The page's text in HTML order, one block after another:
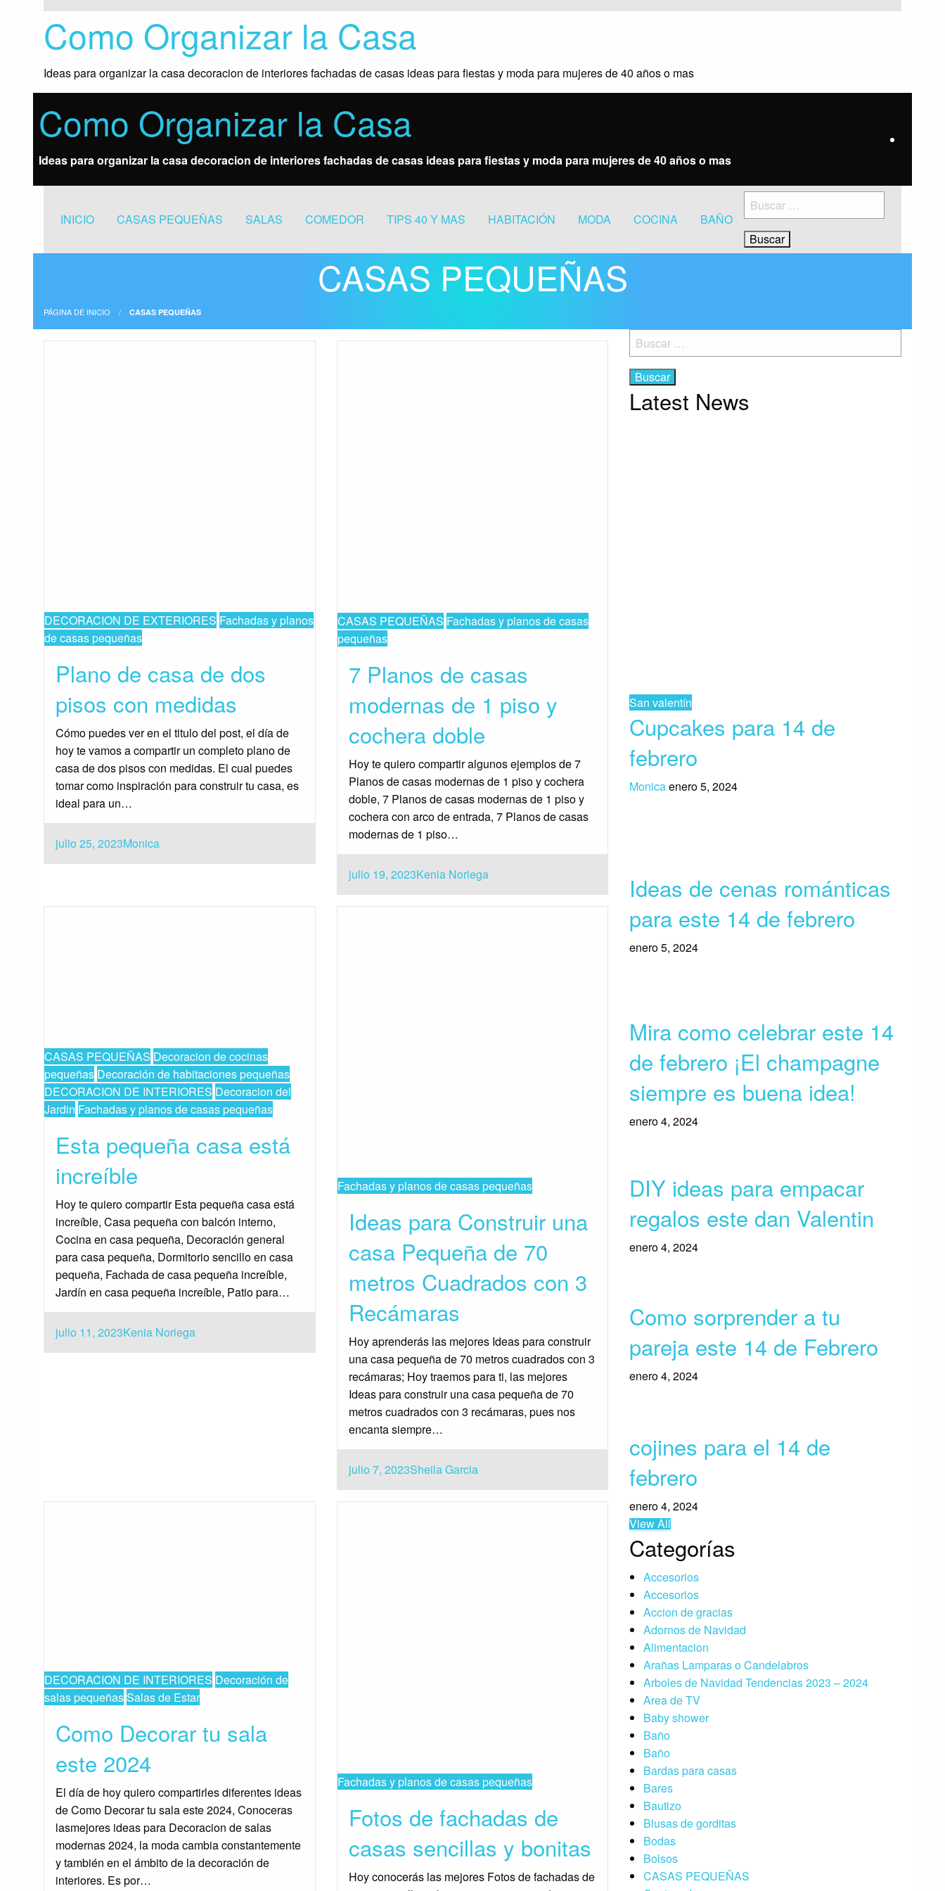
contenidoComo Organizar la Casa
Ideas para organizar la casa decoracion de interiores fachadas de casas ideas para fiestas y moda para mujeres de 40 años o mas
Como Organizar la Casa
Ideas para organizar la casa decoracion de interiores fachadas de casas ideas para fiestas y moda para mujeres de 40 años o mas
INICIO CASAS PEQUEÑAS SALAS COMEDOR TIPS 40 Y MAS HABITACIÓN MODA COCINA BAÑO
Buscar:
CASAS PEQUEÑAS
PÁGINA DE INICIO CASAS PEQUEÑAS
DECORACION DE EXTERIORES Fachadas y planos
de casas pequeñas
Plano de casa de dos
pisos con medidas
Cómo puedes ver en el titulo del post, el día de
hoy te vamos a compartir un completo plano de
casa de dos pisos con medidas. El cual puedes
tomar como inspiración para construir tu casa, es
ideal para un…
Publicado
el
julio 25, 2023Monica
CASAS PEQUEÑAS Fachadas y planos de casas
pequeñas
7 Planos de casas
modernas de 1 piso y
cochera doble
Hoy te quiero compartir algunos ejemplos de 7
Planos de casas modernas de 1 piso y cochera
doble, 7 Planos de casas modernas de 1 piso y
cochera con arco de entrada, 7 Planos de casas
modernas de 1 piso…
Publicado
el
julio 19, 2023Kenia Noriega
CASAS PEQUEÑAS Decoracion de cocinas
pequeñas Decoración de habitaciones pequeñas
DECORACION DE INTERIORES Decoracion del
Jardin Fachadas y planos de casas pequeñas
Esta pequeña casa está
increíble
Hoy te quiero compartir Esta pequeña casa está
increíble, Casa pequeña con balcón interno,
Cocina en casa pequeña, Decoración general
para casa pequeña, Dormitorio sencillo en casa
pequeña, Fachada de casa pequeña increíble,
Jardín en casa pequeña increíble, Patio para…
Publicado
el
julio 11, 2023Kenia Noriega
Fachadas y planos de casas pequeñas
Ideas para Construir una
casa Pequeña de 70
metros Cuadrados con 3
Recámaras
Hoy aprenderás las mejores Ideas para construir
una casa pequeña de 70 metros cuadrados con 3
recámaras; Hoy traemos para ti, las mejores
Ideas para construir una casa pequeña de 70
metros cuadrados con 3 recámaras, pues nos
encanta siempre…
Publicado
el
julio 7, 2023Sheila Garcia
DECORACION DE INTERIORES Decoración de
salas pequeñasSalas de Estar
Como Decorar tu sala
este 2024
El día de hoy quiero compartirles diferentes ideas
de Como Decorar tu sala este 2024, Conoceras
lasmejores ideas para Decoracion de salas
modernas 2024, la moda cambia constantemente
y también en el ámbito de la decoración de
interiores. Es por…
Fachadas y planos de casas pequeñas
Fotos de fachadas de
casas sencillas y bonitas
Hoy conocerás las mejores Fotos de fachadas de
Buscar:
Latest News
San valentín
Cupcakes para 14 de
febrero
Monicaenero 5, 2024
Ideas de cenas románticas
para este 14 de febrero
enero 5, 2024
Mira como celebrar este 14
de febrero ¡El champagne
siempre es buena idea!
enero 4, 2024
DIY ideas para empacar
regalos este dan Valentin
enero 4, 2024
Como sorprender a tu
pareja este 14 de Febrero
enero 4, 2024
cojines para el 14 de
febrero
enero 4, 2024
View All
Categorías
Accesorios
Accesorios
Accion de gracias
Adornos de Navidad
Alimentacion
Arañas Lamparas o Candelabros
Arboles de Navidad Tendencias 2023 – 2024
Area de TV
Baby shower
Baño
Baño
Bardas para casas
Bares
Bautizo
Blusas de gorditas
Bodas
Bolsos
CASAS PEQUEÑAS